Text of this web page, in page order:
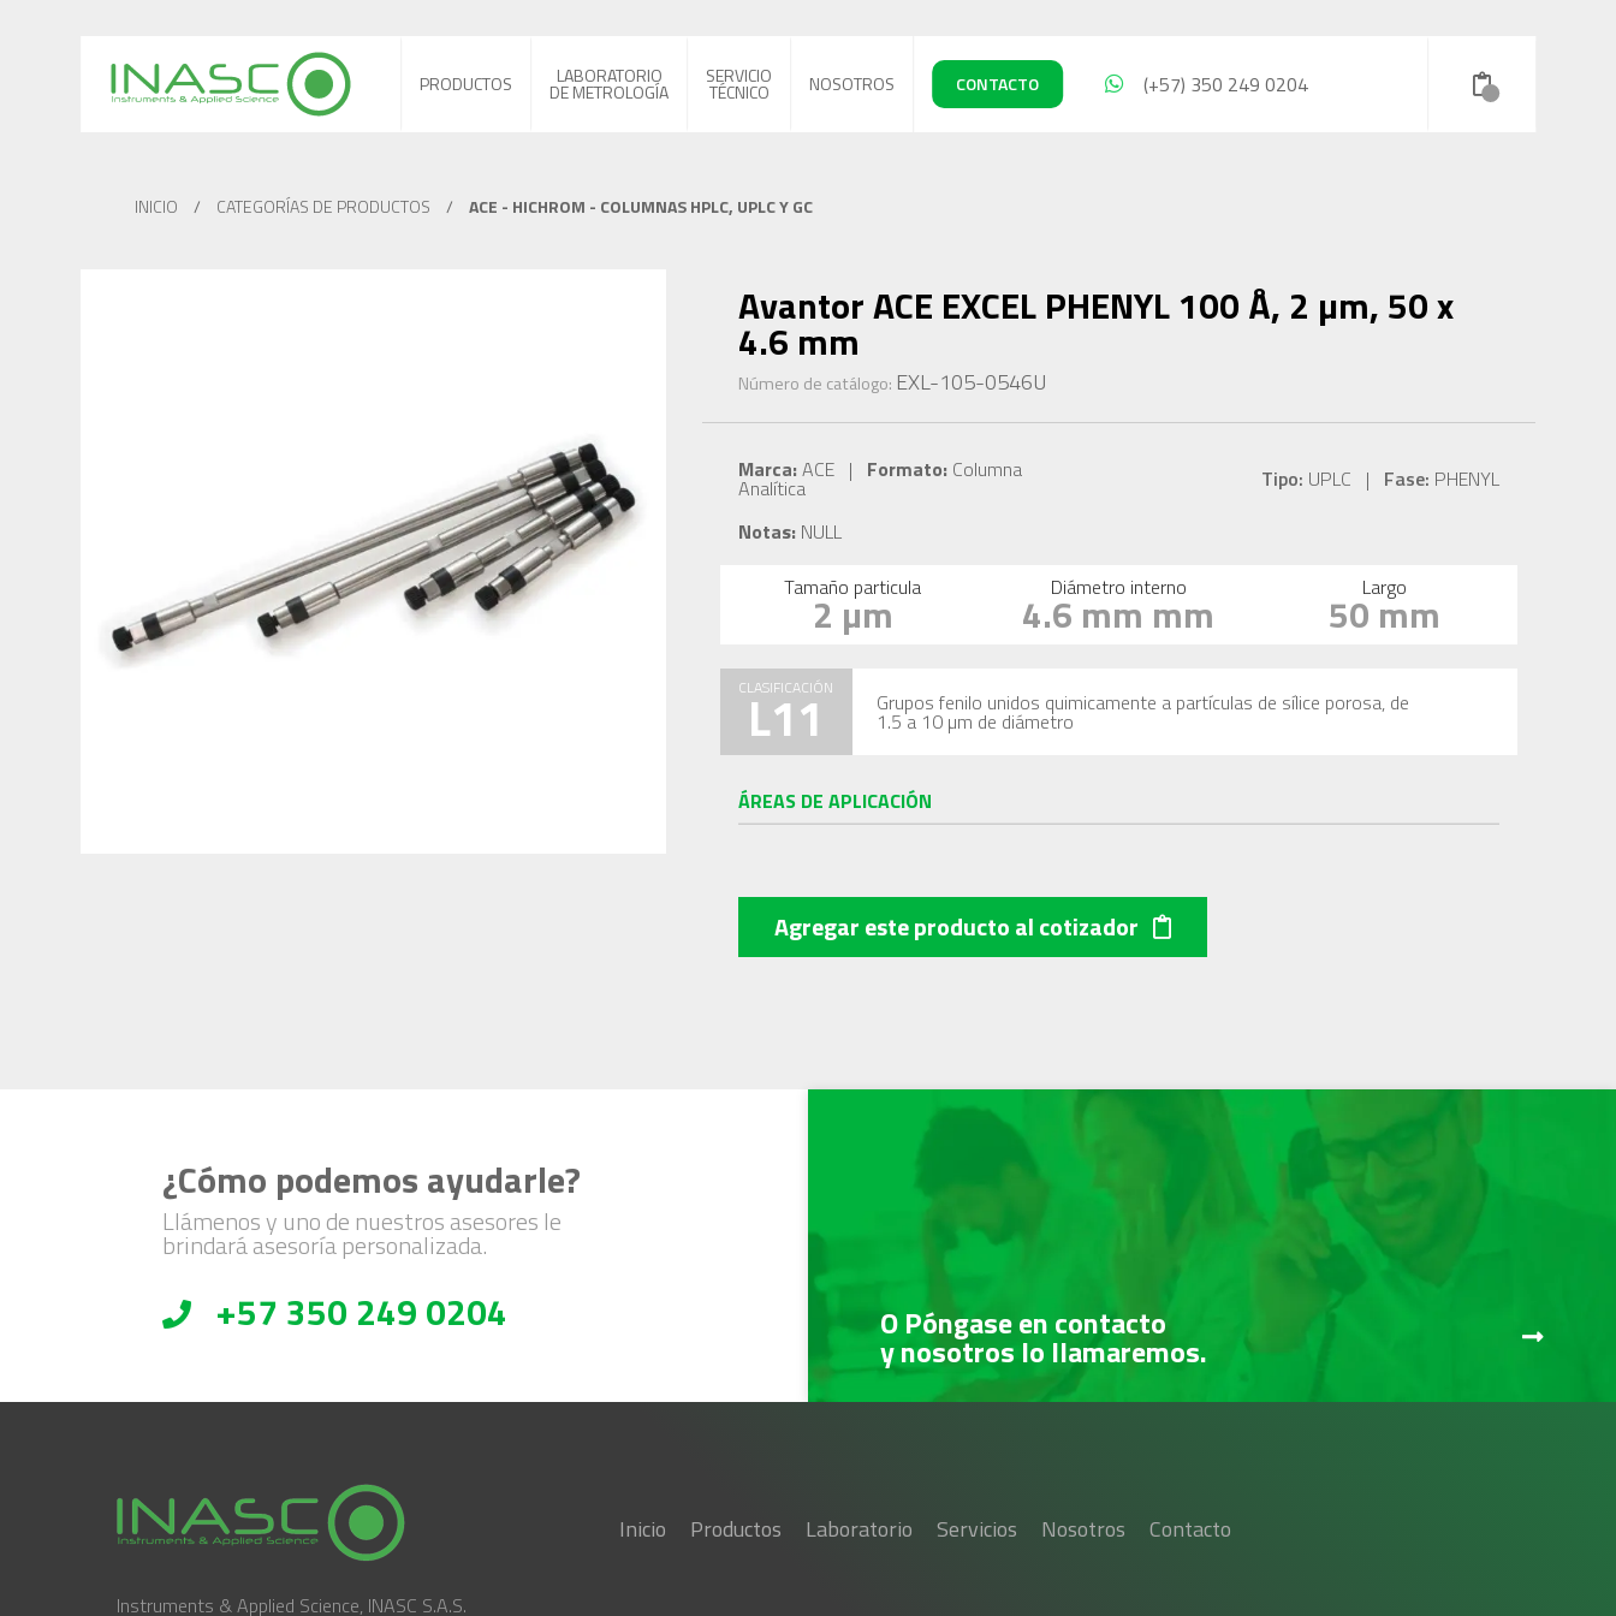
PRODUCTOS LABORATORIO
DE METROLOGÍA
SERVICIO
TÉCNICO NOSOTROS CONTACTO (+57) 350 249 0204
INICIO / CATEGORÍAS DE PRODUCTOS / ACE - HICHROM - COLUMNAS HPLC, UPLC Y GC
Avantor ACE EXCEL PHENYL 100 Å, 2 µm, 50 x
4.6 mm
Número de catálogo: EXL-105-0546U
Marca:ACE | Formato:Columna
Analítica Tipo: UPLC | Fase: PHENYL
Notas:NULL
Tamaño particula
2 µm Diámetro interno
4.6 mm mm Largo
50 mm
CLASIFICACIÓN
L11 Grupos fenilo unidos quimicamente a partículas de sílice porosa, de
1.5 a 10 µm de diámetro
ÁREAS DE APLICACIÓN
Agregar este productoal cotizador
¿Cómo podemos ayudarle?
Llámenos y uno de nuestros asesores le
brindará asesoría personalizada.
+57 350 249 0204 O Póngase en contacto
y nosotros lo llamaremos.
Instruments & Applied Science, INASC S.A.S.
Inicio Productos Laboratorio Servicios Nosotros Contacto